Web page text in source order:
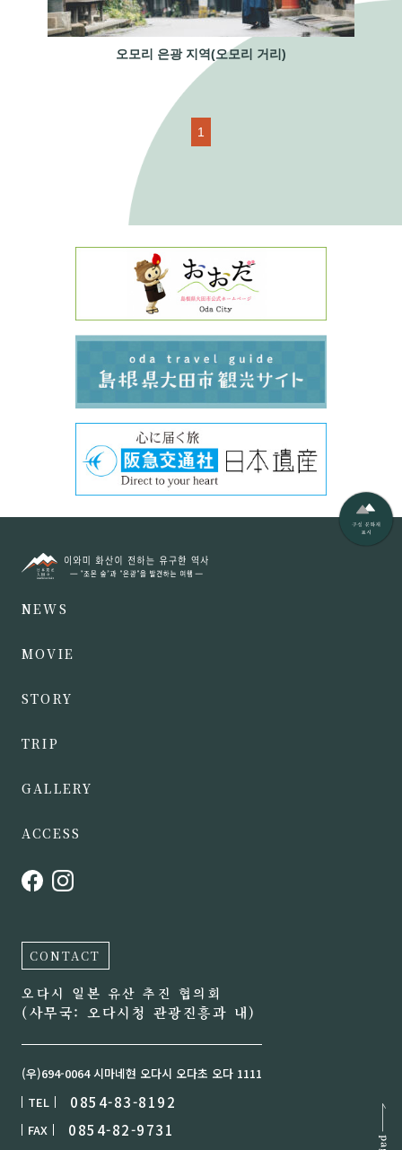
오모리 은광 지역(오모리 거리)
1
NEWS
MOVIE
STORY
TRIP
GALLERY
ACCESS
CONTACT
오다시 일본 유산 추진 협의회
(사무국: 오다시청 관광진흥과 내)
(우)694-0064 시마네현 오다시 오다초 오다 1111
TEL
0854-83-8192
FAX 0854-82-9731